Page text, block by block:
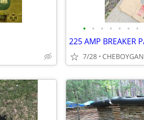
• • • • • • •
7/28 CHEBOYGAN